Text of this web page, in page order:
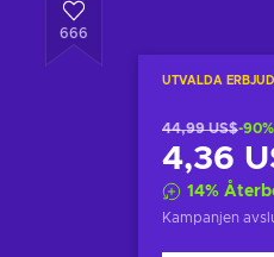
666
UTVALDA
44,99 US$-90%
4,36
14%
Kampanjen